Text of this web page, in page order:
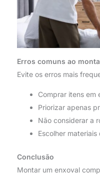
Erros comuns ao
Evite os erros mais
Comprar itens em
Priorizar apenas
Não considerar a
Escolher
Conclusão
Montar um enxoval